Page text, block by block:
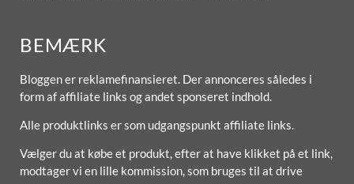
BEMÆRK
Bloggen er reklamefinansieret. Der annonceres således i
form af affiliate links og andet sponseret indhold.
Alle produktlinks er som udgangspunkt affiliate links.
Vælger du at købe et produkt, efter at have klikket på et link,
modtager vi en lille kommission, som bruges til at drive